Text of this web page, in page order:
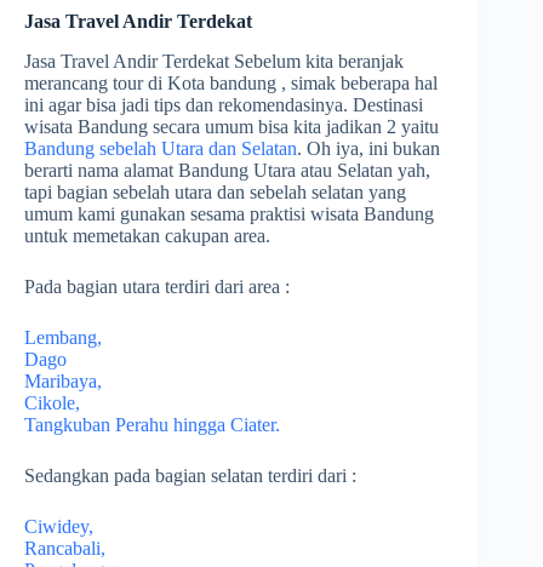
Jasa Travel Andir Terdekat
Jasa Travel Andir Terdekat Sebelum kita beranjak
merancang tour di Kota bandung , simak beberapa hal
ini agar bisa jadi tips dan rekomendasinya. Destinasi
wisata Bandung secara umum bisa kita jadikan 2 yaitu
Bandung sebelah Utara dan Selatan. Oh iya, ini bukan
berarti nama alamat Bandung Utara atau Selatan yah,
tapi bagian sebelah utara dan sebelah selatan yang
umum kami gunakan sesama praktisi wisata Bandung
untuk memetakan cakupan area.
Pada bagian utara terdiri dari area :
Lembang,
Dago
Maribaya,
Cikole,
Tangkuban Perahu hingga Ciater.
Sedangkan pada bagian selatan terdiri dari :
Ciwidey,
Rancabali,